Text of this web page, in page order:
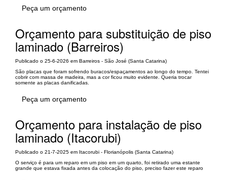
Peça um orçamento
Orçamento para substituição de piso
laminado (Barreiros)
Publicado o 25-6-2026 em Barreiros - São José (Santa Catarina)
São placas que foram sofrendo buracos/espaçamentos ao longo do tempo. Tentei
cobrir com massa de madeira, mas a cor ficou muito evidente. Queria trocar
somente as placas danificadas.
Peça um orçamento
Orçamento para instalação de piso
laminado (Itacorubi)
Publicado o 21-7-2025 em Itacorubi - Florianópolis (Santa Catarina)
O serviço é para um reparo em um piso em um quarto, foi retirado uma estante
grande que estava fixada antes da colocação do piso, preciso fazer este reparo